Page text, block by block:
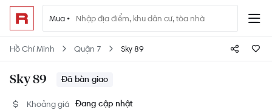
Mua •
Hồ Chí Minh Quận 7 Sky 89
Sky 89 Đã bàn giao
Khoảng giá Đang cập nhật